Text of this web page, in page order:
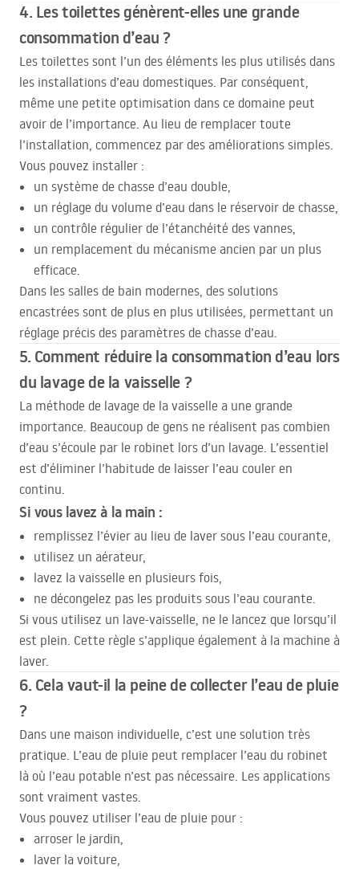
4. Les toilettes génèrent-elles une grande
consommation d’eau ?
Les toilettes sont l’un des éléments les plus utilisés dans
les installations d’eau domestiques. Par conséquent,
même une petite optimisation dans ce domaine peut
avoir de l’importance. Au lieu de remplacer toute
l’installation, commencez par des améliorations simples.
Vous pouvez installer :
un système de chasse d’eau double,
un réglage du volume d’eau dans le réservoir de chasse,
un contrôle régulier de l’étanchéité des vannes,
un remplacement du mécanisme ancien par un plus
efficace.
Dans les salles de bain modernes, des solutions
encastrées sont de plus en plus utilisées, permettant un
réglage précis des paramètres de chasse d’eau.
5. Comment réduire la consommation d’eau lors
du lavage de la vaisselle ?
La méthode de lavage de la vaisselle a une grande
importance. Beaucoup de gens ne réalisent pas combien
d’eau s’écoule par le robinet lors d’un lavage. L’essentiel
est d’éliminer l’habitude de laisser l’eau couler en
continu.
Si vous lavez à la main :
remplissez l’évier au lieu de laver sous l’eau courante,
utilisez un aérateur,
lavez la vaisselle en plusieurs fois,
ne décongelez pas les produits sous l’eau courante.
Si vous utilisez un lave-vaisselle, ne le lancez que lorsqu’il
est plein. Cette règle s’applique également à la machine à
laver.
6. Cela vaut-il la peine de collecter l’eau de pluie
?
Dans une maison individuelle, c’est une solution très
pratique. L’eau de pluie peut remplacer l’eau du robinet
là où l’eau potable n’est pas nécessaire. Les applications
sont vraiment vastes.
Vous pouvez utiliser l’eau de pluie pour :
arroser le jardin,
laver la voiture,